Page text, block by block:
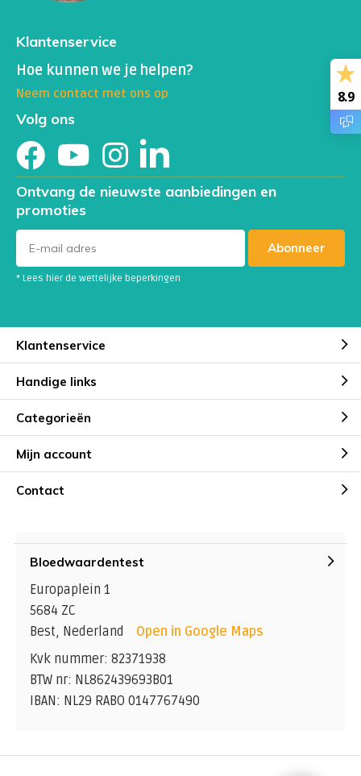
Klantenservice
Hoe kunnen we je helpen?
Neem contact met ons op
Volg ons
Ontvang de nieuwste aanbiedingen en
promoties
Abonneer
* Lees hier de wettelijke beperkingen
Klantenservice
Handige links
Categorieën
Mijn account
Contact
Bloedwaardentest
Europaplein 1
5684 ZC
Best, Nederland
Open in Google Maps
Kvk nummer: 82371938
BTW nr: NL862439693B01
IBAN: NL29 RABO 0147767490
8.9